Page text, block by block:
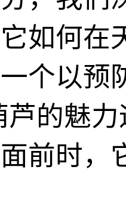
如何在
个以预
的魅
前时，